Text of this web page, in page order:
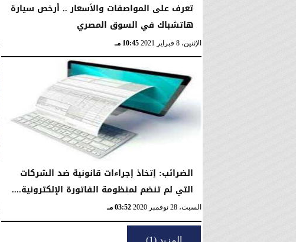
تعرف على المواصفات والأسعار .. أرخص سيارة
هاتشباك في السوق المصري
الإثنين، 8 فبراير 2021 10:45 مـ
الضرائب: إتخاذ إجراءات قانونية ضد الشركات
التي لم تنضم لمنظومة الفاتورة الإلكترونية....
السبت، 28 نوفمبر 2020 03:52 مـ